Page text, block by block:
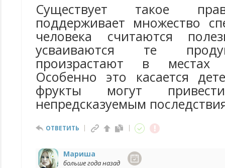
Существует такое
поддерживает множество
человека считаются
усваиваются те
произрастают в местах
Особенно это касается
фрукты могут
непредсказуемым
ОТВЕТИТЬ
Мариша
больше года назад